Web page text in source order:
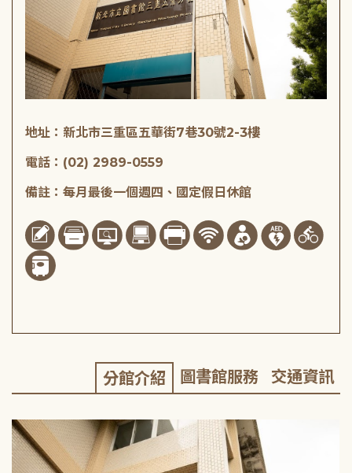
地址：新北市三重區五華街7巷30號2-3樓
電話：(02) 2989-0559
備註：每月最後一個週四、國定假日休館
分館介紹 圖書館服務 交通資訊